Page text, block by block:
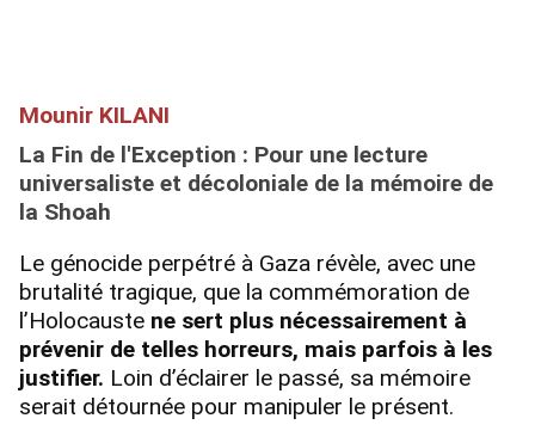
Mounir KILANI
La Fin de l'Exception : Pour une lecture
universaliste et décoloniale de la mémoire de
la Shoah
Le génocide perpétré à Gaza révèle, avec une
brutalité tragique, que la commémoration de
l’Holocauste ne sert plus nécessairement à
prévenir de telles horreurs, mais parfois à les
justifier. Loin d’éclairer le passé, sa mémoire
serait détournée pour manipuler le présent.